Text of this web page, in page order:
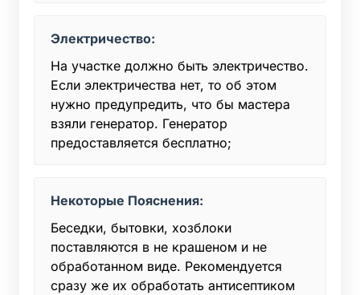
Электричество:
На участке должно быть электричество.
Если электричества нет, то об этом
нужно предупредить, что бы мастера
взяли генератор. Генератор
предоставляется бесплатно;
Некоторые Пояснения:
Беседки, бытовки, хозблоки
поставляются в не крашеном и не
обработанном виде. Рекомендуется
сразу же их обработать антисептиком